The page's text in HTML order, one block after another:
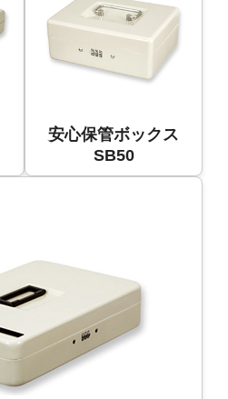
安心保管ボックス
SB50